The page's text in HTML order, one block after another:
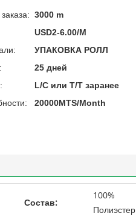
3000 m
USD2-6.00/M
УПАКОВКА РОЛЛ
25 дней
L/C или T/T заранее
20000MTS/Month
Состав:
100%
Полиэстер